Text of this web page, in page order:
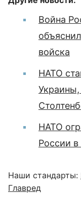
Война
войска
НАТО
НАТО
России
Наши стандарты:
Главред